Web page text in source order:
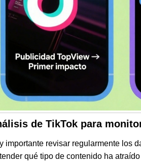
de TikTok para
importante revisar regularmente los
qué tipo de contenido ha